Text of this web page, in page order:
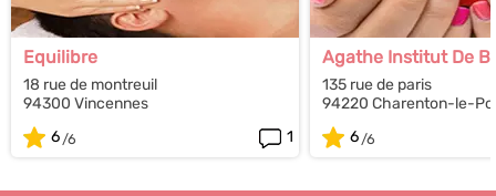
Equilibre
18 rue de montreuil
94300 Vincennes
6
1
Agathe Institut De
135 rue de paris
94220 Charenton-le-
6